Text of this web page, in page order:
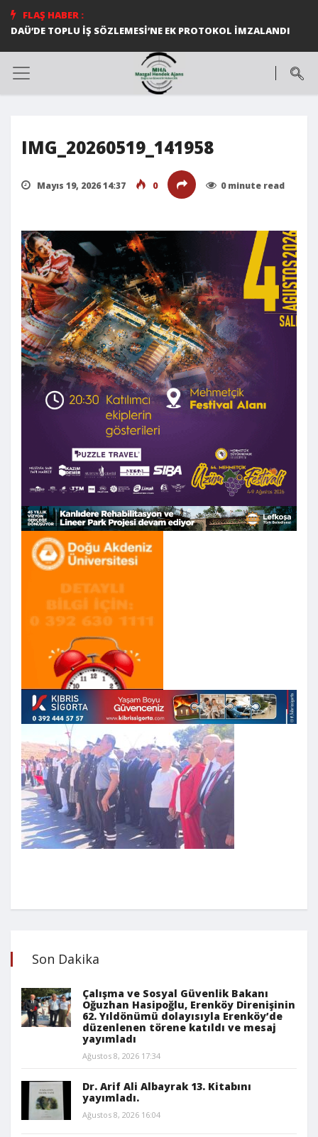
FLAŞ HABER :
DAÜ’DE TOPLU İŞ SÖZLEMESİ’NE EK PROTOKOL İMZALANDI
IMG_20260519_141958
Mayıs 19, 2026 14:37 0 0 minute read
Son Dakika
Çalışma ve Sosyal Güvenlik Bakanı
Oğuzhan Hasipoğlu, Erenköy Direnişinin
62. Yıldönümü dolayısıyla Erenköy’de
düzenlenen törene katıldı ve mesaj
yayımladı
Ağustos 8, 2026 17:34
Dr. Arif Ali Albayrak 13. Kitabını
yayımladı.
Ağustos 8, 2026 16:04